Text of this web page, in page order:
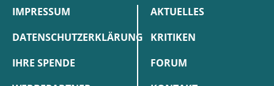
IMPRESSUM
DATENSCHUTZERKLÄRUNG
IHRE SPENDE
AKTUELLES
KRITIKEN
FORUM